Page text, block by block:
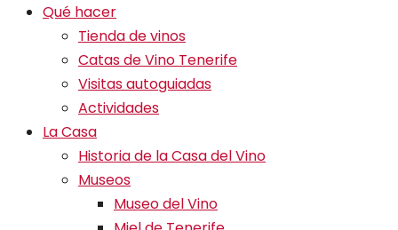
Qué hacer
Tienda de vinos
Catas de Vino Tenerife
Visitas autoguiadas
Actividades
La Casa
Historia de la Casa del Vino
Museos
Museo del Vino